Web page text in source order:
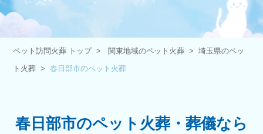
ペット訪問火葬 トップ 関東地域のペット火葬
埼玉県のペッ
ト火葬
春日部市のペット火葬
春日部市のペット火葬・葬儀なら